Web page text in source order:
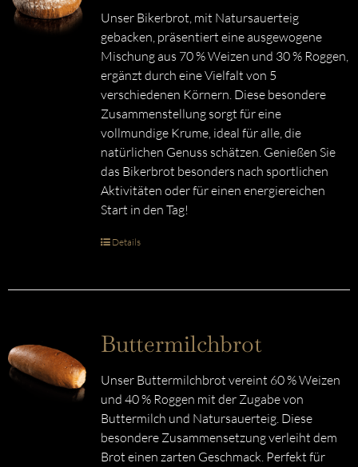
Unser Bikerbrot, mit Natursauerteig
gebacken, präsentiert eine ausgewogene
Mischung aus 70 % Weizen und 30 % Roggen,
ergänzt durch eine Vielfalt von 5
verschiedenen Körnern. Diese besondere
Zusammenstellung sorgt für eine
vollmundige Krume, ideal für alle, die
natürlichen Genuss schätzen. Genießen Sie
das Bikerbrot besonders nach sportlichen
Aktivitäten oder für einen energiereichen
Start in den Tag!
Details
Buttermilchbrot
Unser Buttermilchbrot vereint 60 % Weizen
und 40 % Roggen mit der Zugabe von
Buttermilch und Natursauerteig. Diese
besondere Zusammensetzung verleiht dem
Brot einen zarten Geschmack. Perfekt für